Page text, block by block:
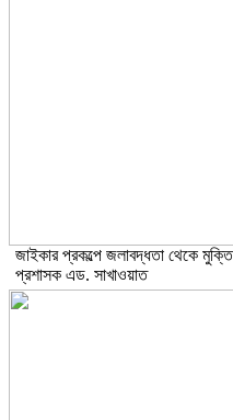
জাইকার প্রকল্পে জলাবদ্ধতা থেকে মুক্তি
প্রশাসক এড. সাখাওয়াত